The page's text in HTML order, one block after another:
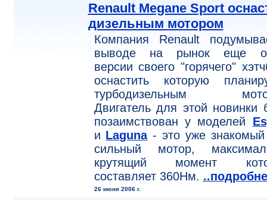
Renault Megane Sport
дизельным мотором
Компания Renault
выводе на рынок еще
версии своего "горячего"
оснастить которую
турбодизельным
Двигатель для этой новинки
позаимствован у моделей
и Laguna- это уже знакомый
сильный мотор,
крутящий момент
составляет 360Нм.
26 июня 2006 г.